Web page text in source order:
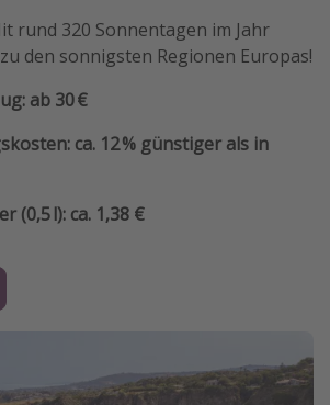
rund 320 Sonnentagen im Jahr
den sonnigsten Regionen Europas!
ab 30 €
ca. 12 % günstiger als in
(0,5 l): ca. 1,38 €